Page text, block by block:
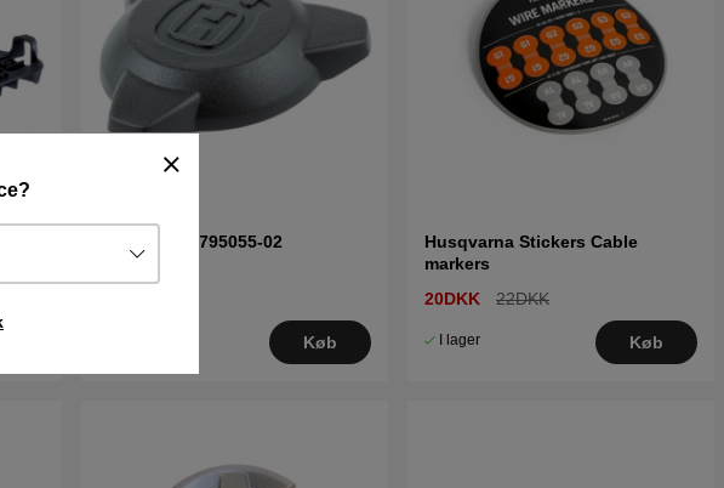
Navkapsel 5795055-02
Køb
Husqvarna Stickers Cable
markers
20DKK
22DKK
I lager Køb